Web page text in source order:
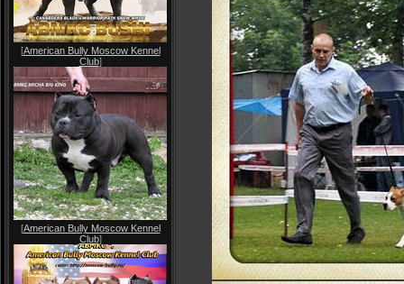
[American Bully Moscow Kennel
Club]
[American Bully Moscow Kennel
Club]